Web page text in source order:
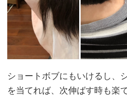
ショートボブにもいけるし、
を当てれば、次伸ばす時も楽